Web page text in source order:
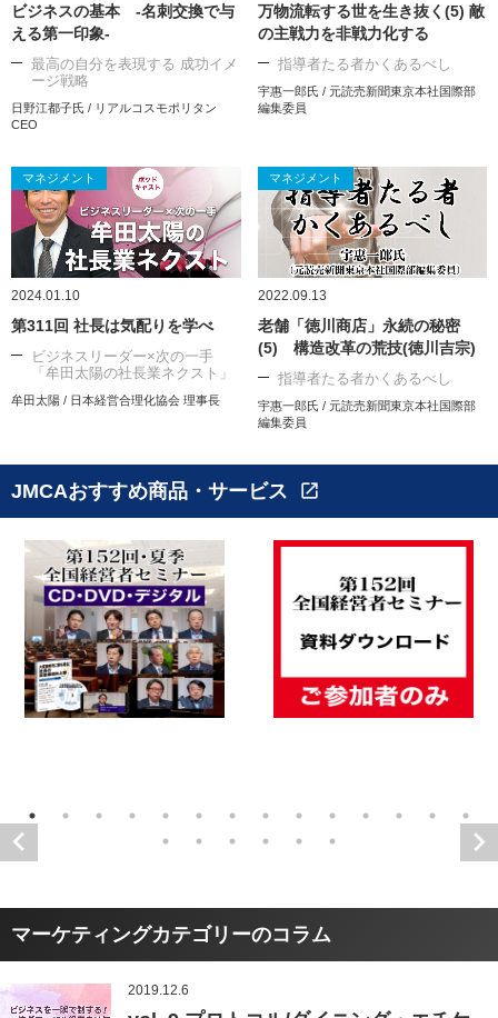
ビジネスの基本 -名刺交換で与
える第一印象-
最高の自分を表現する 成功イメ
ージ戦略
日野江都子氏 / リアルコスモポリタン
CEO
万物流転する世を生き抜く(5) 敵
の主戦力を非戦力化する
指導者たる者かくあるべし
宇惠一郎氏 / 元読売新聞東京本社国際部
編集委員
マネジメント
2024.01.10
第311回 社長は気配りを学べ
ビジネスリーダー×次の一手
「牟田太陽の社長業ネクスト」
牟田太陽 / 日本経営合理化協会 理事長
マネジメント
2022.09.13
老舗「徳川商店」永続の秘密
(5) 構造改革の荒技(徳川吉宗)
指導者たる者かくあるべし
宇惠一郎氏 / 元読売新聞東京本社国際部
編集委員
JMCAおすすめ商品・サービス open_in_new
マーケティングカテゴリーのコラム
2019.12.6